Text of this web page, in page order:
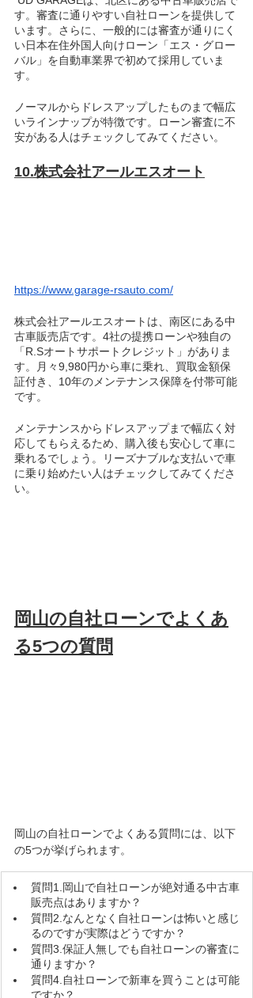
す。審査に通りやすい自社ローンを提供して
います。さらに、一般的には審査が通りにく
い日本在住外国人向けローン「エス・グロー
バル」を自動車業界で初めて採用していま
す。
ノーマルからドレスアップしたものまで幅広
いラインナップが特徴です。ローン審査に不
安がある人はチェックしてみてください。
10.株式会社アールエスオート
https://www.garage-rsauto.com/
株式会社アールエスオートは、南区にある中
古車販売店です。4社の提携ローンや独自の
「R.Sオートサポートクレジット」がありま
す。月々9,980円から車に乗れ、買取金額保
証付き、10年のメンテナンス保障を付帯可能
です。
メンテナンスからドレスアップまで幅広く対
応してもらえるため、購入後も安心して車に
乗れるでしょう。リーズナブルな支払いで車
に乗り始めたい人はチェックしてみてくださ
い。
岡山の自社ローンでよくあ
る5つの質問
岡山の自社ローンでよくある質問には、以下
の5つが挙げられます。
​質問1.岡山で自社ローンが絶対通る中古車
販売点はありますか？
質問2.なんとなく自社ローンは怖いと感じ
るのですが実際はどうですか？
質問3.保証人無しでも自社ローンの審査に
通りますか？
質問4.自社ローンで新車を買うことは可能
ですか？